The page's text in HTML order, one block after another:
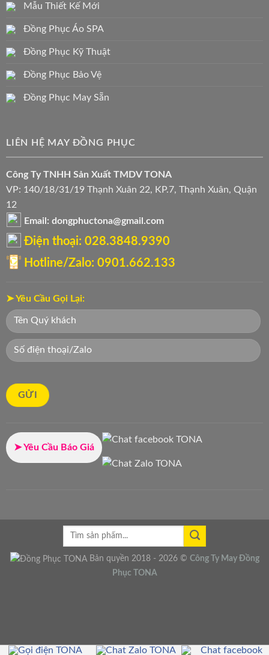
Mẫu Thiết Kế Mới
Đồng Phục Áo SPA
Đồng Phục Kỹ Thuật
Đồng Phục Bảo Vệ
Đồng Phục May Sẵn
LIÊN HỆ MAY ĐỒNG PHỤC
Công Ty TNHH Sản Xuất TMDV TONA
VP: 140/18/31/19 Thạnh Xuân 22, KP.7, Thạnh Xuân, Quận
12
Email: dongphuctona@gmail.com
Điện thoại: ‭028.3848.9390‬
Hotline/Zalo: 0901.662.133
➤ Yêu Cầu Gọi Lại:
➤ Yêu Cầu Báo Giá
Bản quyền 2018 - 2026 © Công Ty May Đồng
Phục TONA